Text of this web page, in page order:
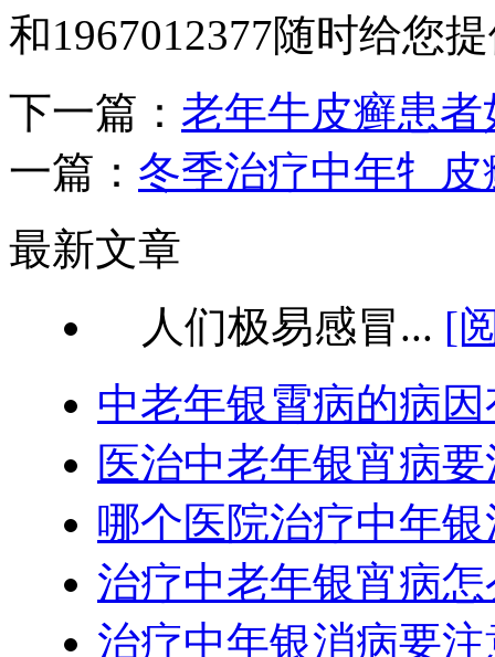
和1967012377随时给您
下一篇： 老年牛皮癣患
一篇： 冬季治疗中年牜
最新文章
人们极易感冒... [
中老年银霄病的病
医治中老年银宵病
哪个医院治疗中年
治疗中老年银宵病
治疗中年银消病要